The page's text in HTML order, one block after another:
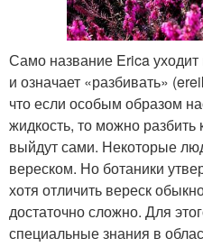
Само название Erica
и означает «разбивать»
что если особым образом
жидкость, то можно
выйдут сами. Некоторые
вереском. Но ботаники
хотя отличить вереск
достаточно сложно. Для
специальные знания в